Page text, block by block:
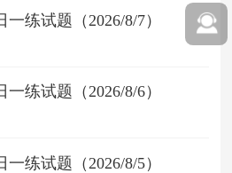
练试题（2026/8/7）
练试题（2026/8/6）
练试题（2026/8/5）